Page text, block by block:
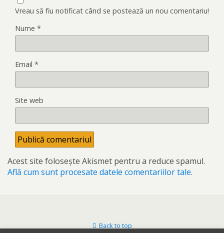
Vreau să fiu notificat când se postează un nou comentariu!
Nume *
Email *
Site web
Acest site folosește Akismet pentru a reduce spamul.
Află cum sunt procesate datele comentariilor tale.
Back to top